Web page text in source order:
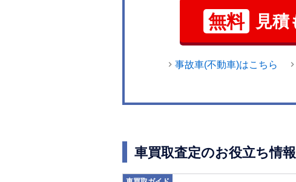
無料 見積
事故車(不動車)はこちら
車買取査定のお役立ち情報